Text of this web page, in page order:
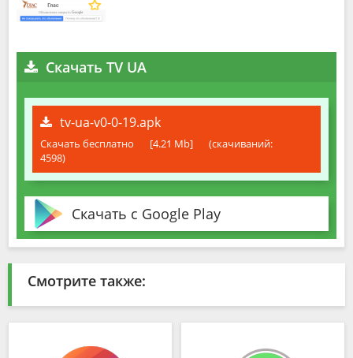
Скачать TV UA
tv-ua-v0-0-19.apk
Скачать бесплатно [4.21 Mb]
(cкачиваний:
4598)
Скачать с Google Play
Смотрите также: